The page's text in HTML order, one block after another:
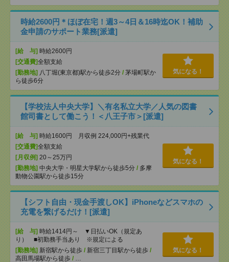
時給2600円＊ほぼ在宅！週3～4日＆16時迄OK！補助
金申請のサポート業務[派遣]
[給 与] 時給2600円
[交通費]全額支給
[勤務地] 八丁堀(東京都)駅から徒歩2分 / 茅場町駅か
ら徒歩6分
気になる！
【学校法人中央大学】＼有名私立大学／人気の図書
館司書として働こう！＜八王子市＞[派遣]
[給 与] 時給1600円 月収例 224,000円+残業代
[交通費]全額支給
[月収例] 20～25万円
[勤務地] 中央大学・明星大学駅から徒歩5分 / 多摩
動物公園駅から徒歩15分
気になる！
【シフト自由・現金手渡しOK】iPhoneなどスマホの
充電を繋げるだけ！[派遣]
[給 与] 時給1414円～ ▼日払いOK（規定あ
り） ■初勤務手当あり ※規定による
[勤務地] 新宿駅から徒歩 / 新宿三丁目駅から徒歩 /
高田馬場駅から徒歩 / …
気になる！